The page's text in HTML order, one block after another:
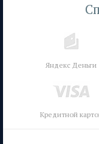
Яндекс Деньги
Кредитной